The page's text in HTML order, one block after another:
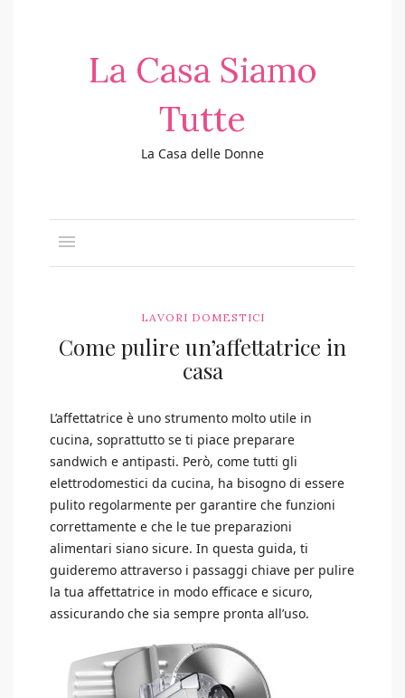
La Casa Siamo
Tutte
La Casa delle Donne
LAVORI DOMESTICI
Come pulire un’affettatrice in
casa
L’affettatrice è uno strumento molto utile in
cucina, soprattutto se ti piace preparare
sandwich e antipasti. Però, come tutti gli
elettrodomestici da cucina, ha bisogno di essere
pulito regolarmente per garantire che funzioni
correttamente e che le tue preparazioni
alimentari siano sicure. In questa guida, ti
guideremo attraverso i passaggi chiave per pulire
la tua affettatrice in modo efficace e sicuro,
assicurando che sia sempre pronta all’uso.